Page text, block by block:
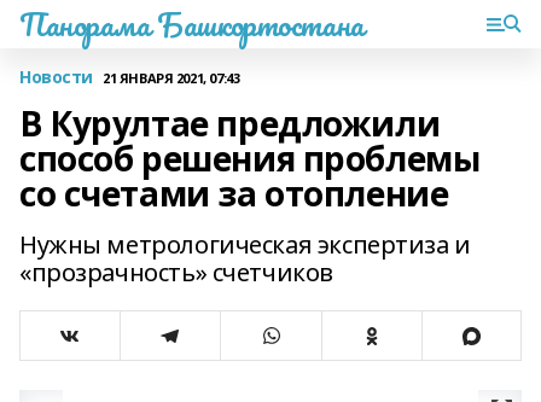
Панорама Башкортостана
Новости 21 ЯНВАРЯ 2021, 07:43
В Курултае предложили
способ решения проблемы
со счетами за отопление
Нужны метрологическая экспертиза и
«прозрачность» счетчиков